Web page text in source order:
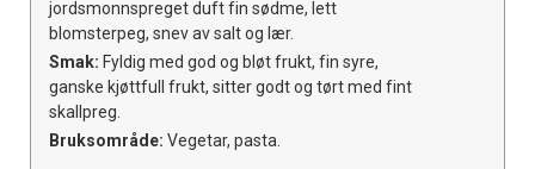
jordsmonnspreget duft fin sødme, lett
blomsterpeg, snev av salt og lær.
Smak: Fyldig med god og bløt frukt, fin syre,
ganske kjøttfull frukt, sitter godt og tørt med fint
skallpreg.
Bruksområde: Vegetar, pasta.